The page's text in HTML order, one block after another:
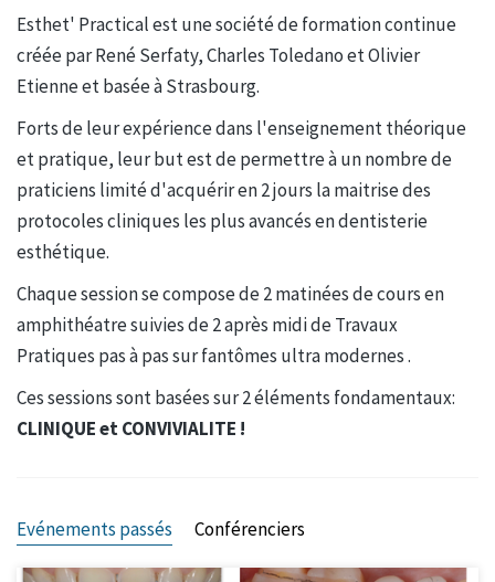
Esthet' Practical est une société de formation continue
créée par René Serfaty, Charles Toledano et Olivier
Etienne et basée à Strasbourg.
Forts de leur expérience dans l'enseignement théorique
et pratique, leur but est de permettre à un nombre de
praticiens limité d'acquérir en 2 jours la maitrise des
protocoles cliniques les plus avancés en dentisterie
esthétique.
Chaque session se compose de 2 matinées de cours en
amphithéatre suivies de 2 après midi de Travaux
Pratiques pas à pas sur fantômes ultra modernes .
Ces sessions sont basées sur 2 éléments fondamentaux:
CLINIQUE et CONVIVIALITE !
Evénements passés Conférenciers